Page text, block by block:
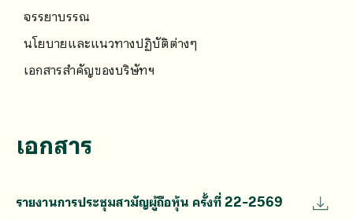
จรรยาบรรณ
นโยบายและแนวทางปฏิบัติต่างๆ
เอกสารสำคัญของบริษัทฯ
เอกสาร
รายงานการประชุมสามัญผู้ถือหุ้น ครั้งที่ 22-2569